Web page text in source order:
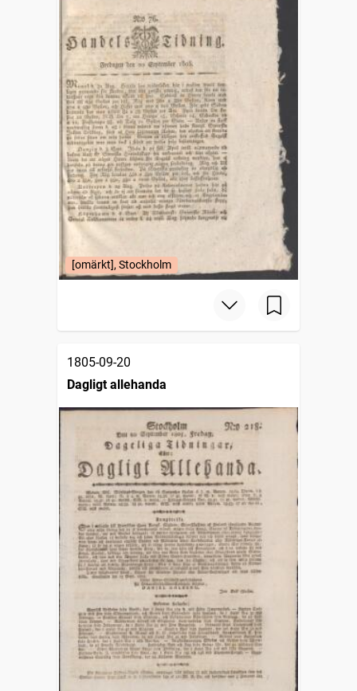
[omärkt], Stockholm
1805-09-20
Dagligt allehanda